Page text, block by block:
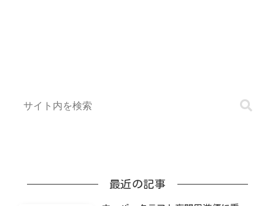
最近の記事